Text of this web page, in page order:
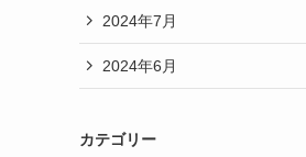
2024年7月
2024年6月
カテゴリー